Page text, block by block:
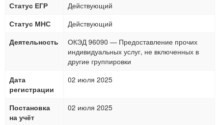
Статус ЕГР
Действующий
Статус МНС
Действующий
Деятельность
ОКЭД 96090 — Предоставление прочих
индивидуальных услуг, не включенных в
другие группировки
Дата
регистрации
02 июля 2025
Постановка
на учёт
02 июля 2025